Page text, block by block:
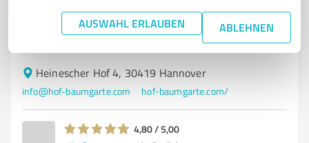
AUSWAHL ERLAUBEN ABLEHNEN
LANDWIRTSCHAFT PFERDEPENSION DIREKTVERMARKTUNG
Heinescher Hof 4, 30419 Hannover
info@hof-baumgarte.com hof-baumgarte.com/
4,80 / 5,00